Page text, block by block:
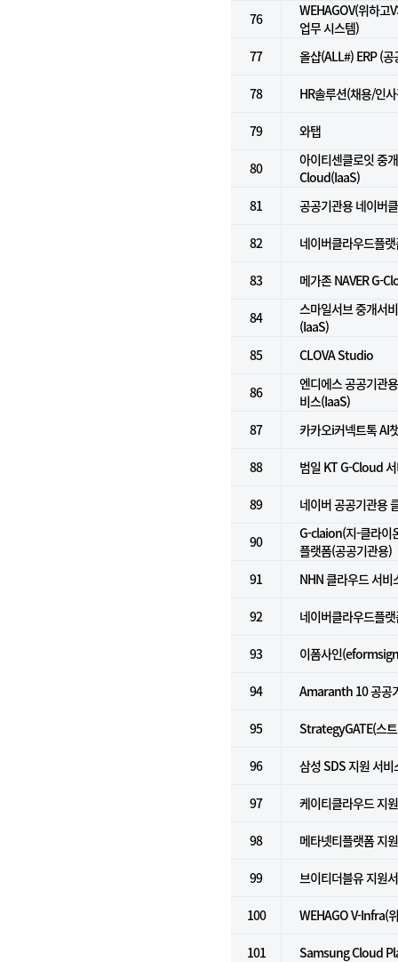
76
WEHAGOV(위하고
업무 시스템)
77
올샵(ALL#) ERP (
78 HR솔루션(채용/인
79 와탭
80
아이티센클로잇 중
Cloud(IaaS)
81
공공기관용 네이버
82 네이버클라우드플
83 메가존 NAVER G-
84
스마일서브 중개서
(IaaS)
85
CLOVA Studio
86
엔디에스 공공기관
비스(IaaS)
87
카카오i커넥트톡 AI
88 범일 KT G-Cloud
89 네이버 공공기관용
90
G-claion(지-클라이
플랫폼(공공기관용)
91
NHN 클라우드 서비
92 네이버클라우드플
93 이폼사인
94 Amaranth 10 공공
95 StrategyGATE(스
96 삼성 SDS 지원 서비
97 케이티클라우드 지
98 메타넷티플랫폼 지
99 브이티더블유 지원
100 WEHAGO V-Infra(
101 Samsung Cloud